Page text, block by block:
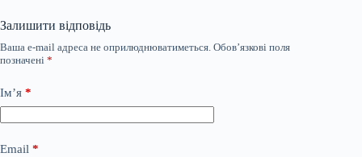
Залишити відповідь
Ваша e-mail адреса не оприлюднюватиметься. Обов’язкові поля
позначені *
Ім’я *
Email *